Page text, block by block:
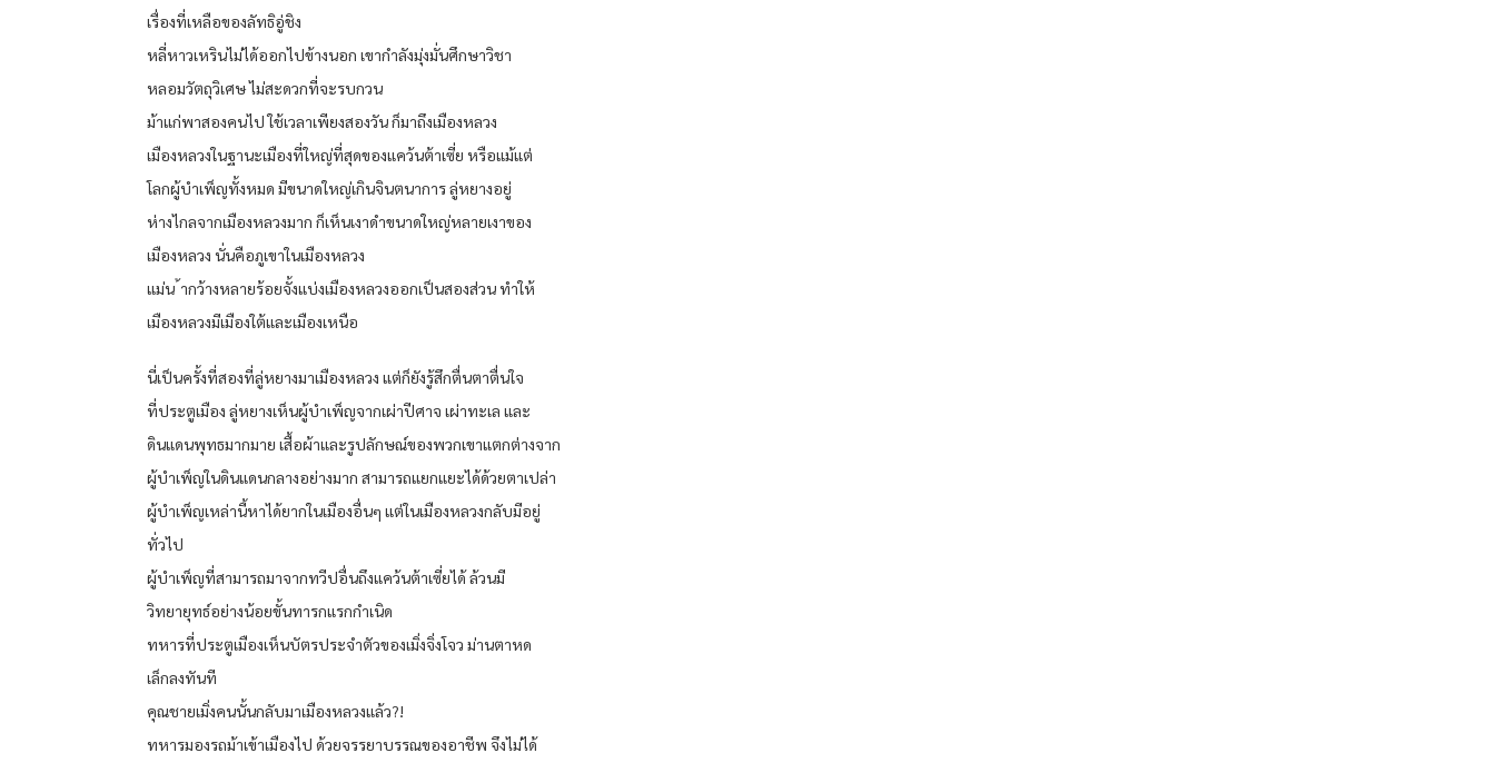
เรื่องที่เหลือของลัทธิอู่ชิง
หลี่หาวเหรินไม่ได้ออกไปข้างนอก เขากำลังมุ่งมั่นศึกษาวิชา
หลอมวัตถุวิเศษ ไม่สะดวกที่จะรบกวน
ม้าแก่พาสองคนไป ใช้เวลาเพียงสองวัน ก็มาถึงเมืองหลวง
เมืองหลวงในฐานะเมืองที่ใหญ่ที่สุดของแคว้นต้าเซี่ย หรือแม้แต่
โลกผู้บำเพ็ญทั้งหมด มีขนาดใหญ่เกินจินตนาการ ลู่หยางอยู่
ห่างไกลจากเมืองหลวงมาก ก็เห็นเงาดำขนาดใหญ่หลายเงาของ
เมืองหลวง นั่นคือภูเขาในเมืองหลวง
แม่น ้ากว้างหลายร้อยจั้งแบ่งเมืองหลวงออกเป็นสองส่วน ทำให้
เมืองหลวงมีเมืองใต้และเมืองเหนือ
นี่เป็นครั้งที่สองที่ลู่หยางมาเมืองหลวง แต่ก็ยังรู้สึกตื่นตาตื่นใจ
ที่ประตูเมือง ลู่หยางเห็นผู้บำเพ็ญจากเผ่าปีศาจ เผ่าทะเล และ
ดินแดนพุทธมากมาย เสื้อผ้าและรูปลักษณ์ของพวกเขาแตกต่างจาก
ผู้บำเพ็ญในดินแดนกลางอย่างมาก สามารถแยกแยะได้ด้วยตาเปล่า
ผู้บำเพ็ญเหล่านี้หาได้ยากในเมืองอื่นๆ แต่ในเมืองหลวงกลับมีอยู่
ทั่วไป
ผู้บำเพ็ญที่สามารถมาจากทวีปอื่นถึงแคว้นต้าเซี่ยได้ ล้วนมี
วิทยายุทธ์อย่างน้อยขั้นทารกแรกกำเนิด
ทหารที่ประตูเมืองเห็นบัตรประจำตัวของเมิ่งจิ่งโจว ม่านตาหด
เล็กลงทันที
คุณชายเมิ่งคนนั้นกลับมาเมืองหลวงแล้ว?!
ทหารมองรถม้าเข้าเมืองไป ด้วยจรรยาบรรณของอาชีพ จึงไม่ได้